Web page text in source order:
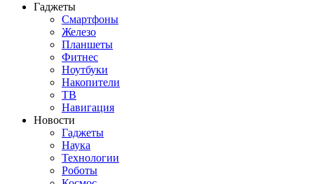
Гаджеты
Смартфоны
Железо
Планшеты
Фитнес
Ноутбуки
Накопители
ТВ
Навигация
Новости
Гаджеты
Наука
Технологии
Роботы